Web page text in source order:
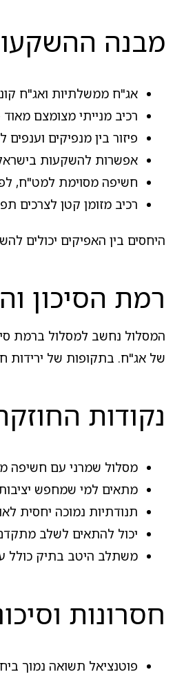
מבנה ההשקעות
אג"ח ממשלתיות ואג"ח
רכיב מנייתי מצומצם מאוד -
פיזור בין מנפיקים וענפים
אפשרות להשקעות
חשיפה מסוימת למט"ח,
רכיב מזומן קטן לצרכים
היחסים בין האפיקים יכולים
רמת הסיכון
המסלול נחשב למסלול ברמת
של אג"ח. בתקופות של ירידות
נקודות החוזקה
מסלול שמרני עם חשיפה
מתאים למי שמחפש
תנודתיות נמוכה יחסית
יכול להתאים לשלב
משתלב היטב בתיק כולל
חסרונות
פוטנציאל תשואה נמוך